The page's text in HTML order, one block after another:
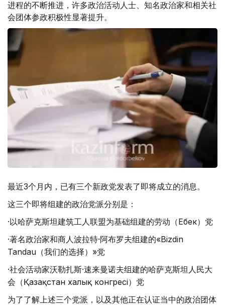
进程的不断推进，许多政治活动人士、知名政治家和相关社
会团体参政积极性显著提升。
最近3个月内，已有三个新政党发表了即将成立的消息。
这三个即将组建的政治党派分别是：
·以哈萨克斯坦建筑工人联盟为基础组建的劳动（Еңбек）党
·著名政治家和商人波拉特·阿布罗夫组建的«Bizdin
Tandau（我们的选择）»党
·社会活动家沃勒扎斯·速来曼诺夫组建的哈萨克斯坦人民大
会（Қазақстан халық конгресі）党
为了了解上述三个党派，以及其他正在认证当中的政治团体